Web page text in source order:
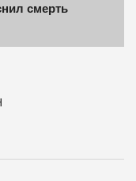
смерть